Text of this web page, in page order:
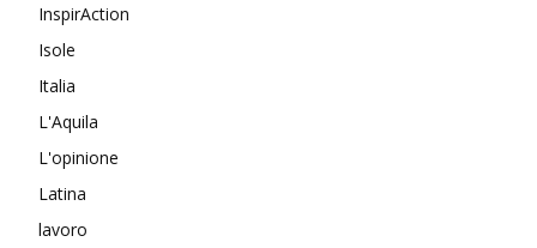
InspirAction
Isole
Italia
L'Aquila
L'opinione
Latina
lavoro